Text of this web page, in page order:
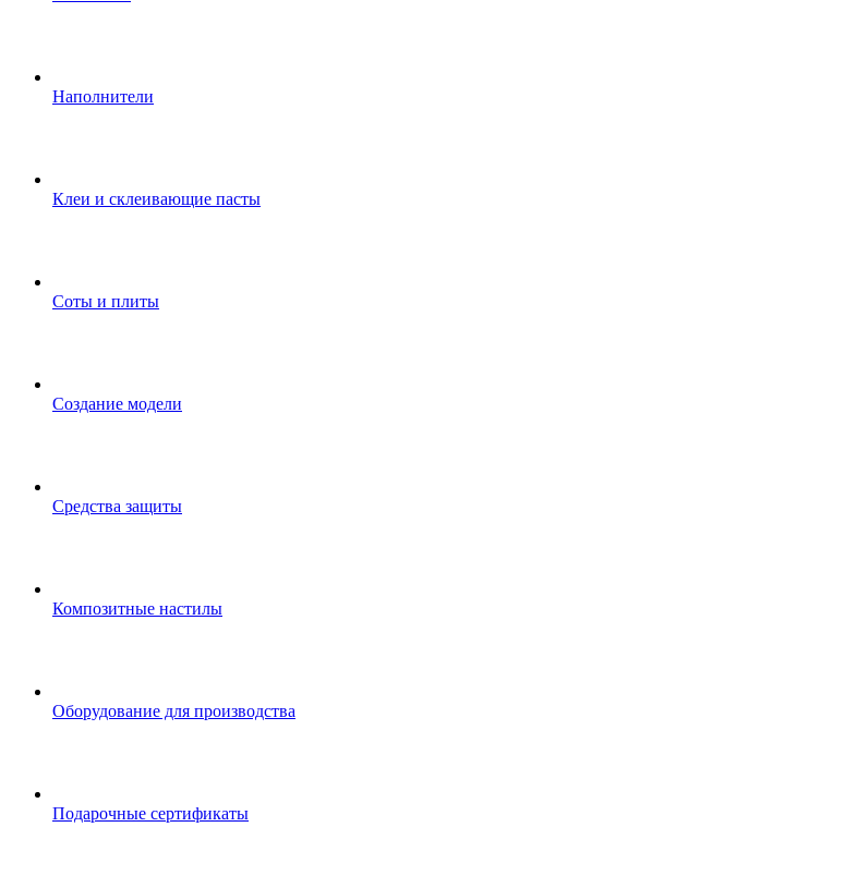
Наполнители
Клеи и склеивающие пасты
Соты и плиты
Создание модели
Средства защиты
Композитные настилы
Оборудование для производства
Подарочные сертификаты